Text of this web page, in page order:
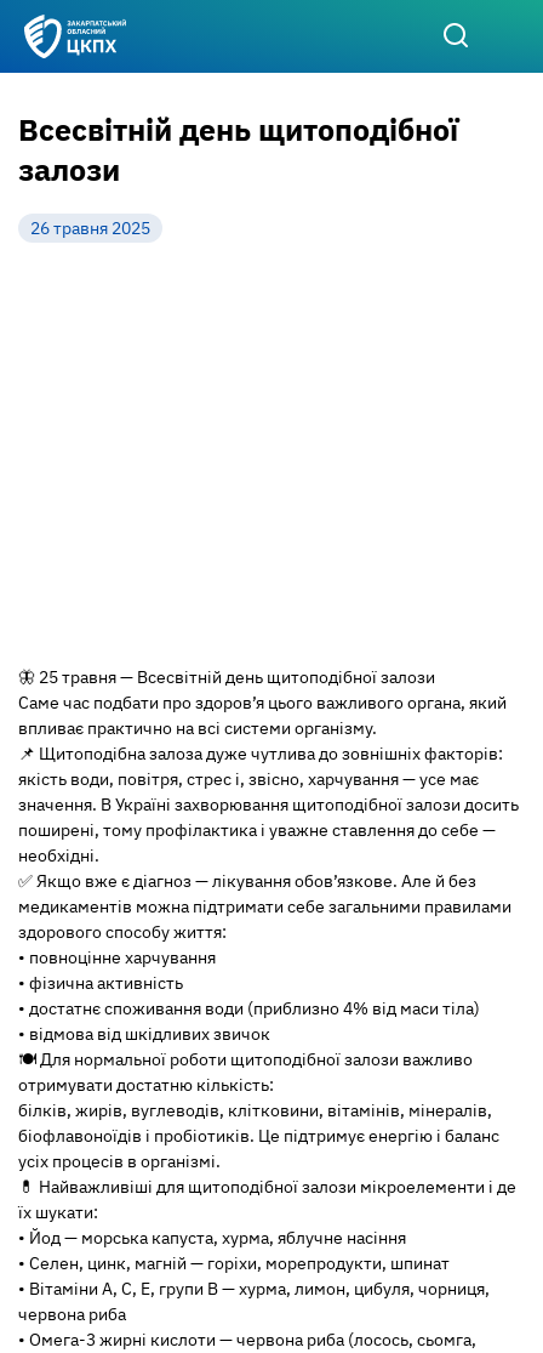
Всесвітній день щитоподібної
залози
26 травня 2025
🦋 25 травня — Всесвітній день щитоподібної залози
Саме час подбати про здоров’я цього важливого органа, який
впливає практично на всі системи організму.
📌 Щитоподібна залоза дуже чутлива до зовнішніх факторів:
якість води, повітря, стрес і, звісно, харчування — усе має
значення. В Україні захворювання щитоподібної залози досить
поширені, тому профілактика і уважне ставлення до себе —
необхідні.
✅ Якщо вже є діагноз — лікування обов’язкове. Але й без
медикаментів можна підтримати себе загальними правилами
здорового способу життя:
• повноцінне харчування
• фізична активність
• достатнє споживання води (приблизно 4% від маси тіла)
• відмова від шкідливих звичок
🍽 Для нормальної роботи щитоподібної залози важливо
отримувати достатню кількість:
білків, жирів, вуглеводів, клітковини, вітамінів, мінералів,
біофлавоноїдів і пробіотиків. Це підтримує енергію і баланс
усіх процесів в організмі.
💊 Найважливіші для щитоподібної залози мікроелементи і де
їх шукати:
• Йод — морська капуста, хурма, яблучне насіння
• Селен, цинк, магній — горіхи, морепродукти, шпинат
• Вітаміни А, С, Е, групи В — хурма, лимон, цибуля, чорниця,
червона риба
• Омега-3 жирні кислоти — червона риба (лосось, сьомга,